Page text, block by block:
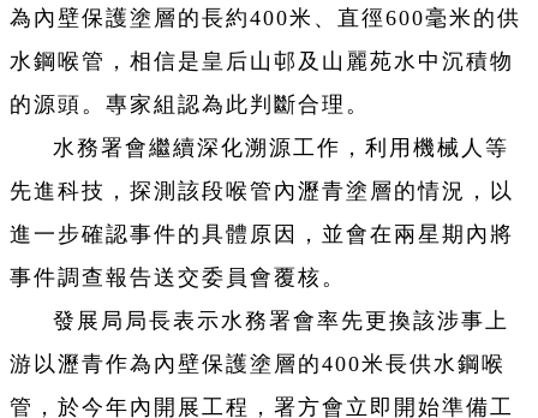
為內壁保護塗層的長約400米、直徑600毫米的供
水鋼喉管，相信是皇后山邨及山麗苑水中沉積物
的源頭。專家組認為此判斷合理。
水務署會繼續深化溯源工作，利用機械人等
先進科技，探測該段喉管內瀝青塗層的情況，以
進一步確認事件的具體原因，並會在兩星期內將
事件調查報告送交委員會覆核。
發展局局長表示水務署會率先更換該涉事上
游以瀝青作為內壁保護塗層的400米長供水鋼喉
管，於今年內開展工程，署方會立即開始準備工